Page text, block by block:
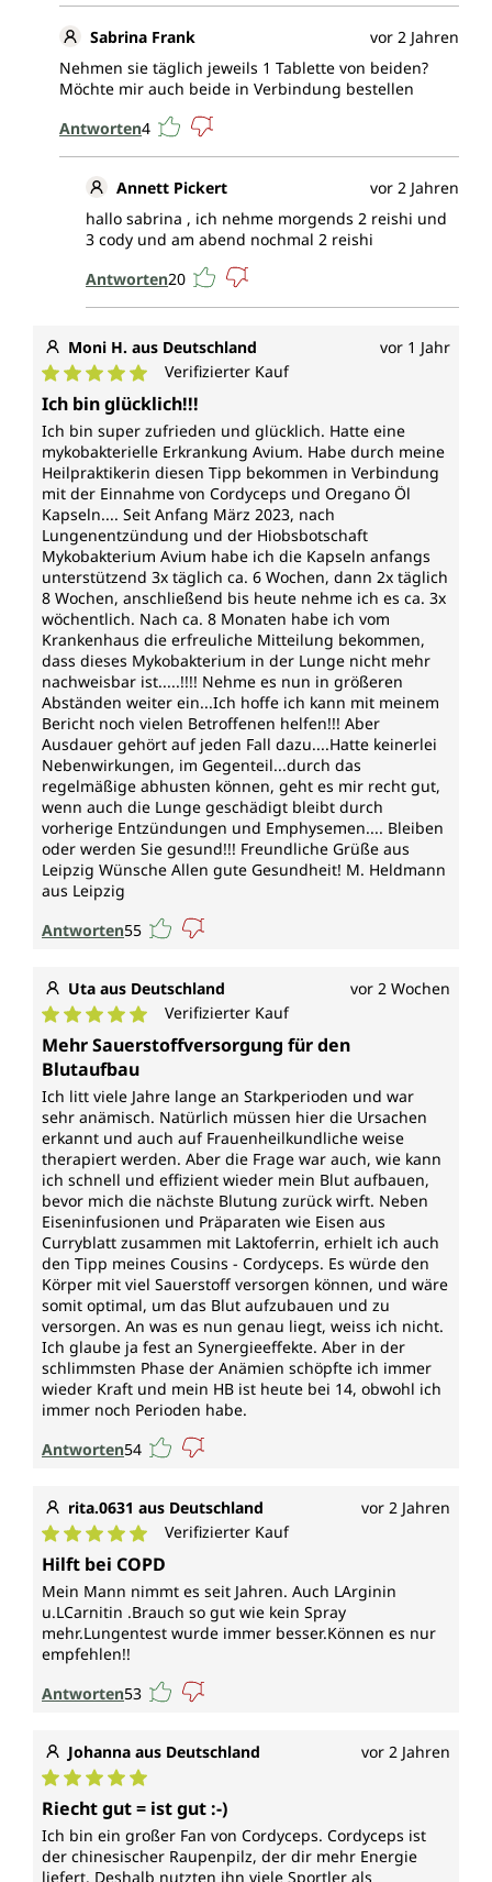
Sabrina Frank
vor 2 Jahren
Nehmen sie täglich jeweils 1 Tablette von beiden?
Möchte mir auch beide in Verbindung bestellen
Antworten4
Annett Pickert
vor 2 Jahren
hallo sabrina , ich nehme morgends 2 reishi und
3 cody und am abend nochmal 2 reishi
Antworten20
Moni H. aus Deutschland vor 1 Jahr
Durchschnittliche Bewertung von 5 von 5 Sternen
Verifizierter Kauf
Ich bin glücklich!!!
Ich bin super zufrieden und glücklich. Hatte eine
mykobakterielle Erkrankung Avium. Habe durch meine
Heilpraktikerin diesen Tipp bekommen in Verbindung
mit der Einnahme von Cordyceps und Oregano Öl
Kapseln.... Seit Anfang März 2023, nach
Lungenentzündung und der Hiobsbotschaft
Mykobakterium Avium habe ich die Kapseln anfangs
unterstützend 3x täglich ca. 6 Wochen, dann 2x täglich
8 Wochen, anschließend bis heute nehme ich es ca. 3x
wöchentlich. Nach ca. 8 Monaten habe ich vom
Krankenhaus die erfreuliche Mitteilung bekommen,
dass dieses Mykobakterium in der Lunge nicht mehr
nachweisbar ist.....!!!! Nehme es nun in größeren
Abständen weiter ein...Ich hoffe ich kann mit meinem
Bericht noch vielen Betroffenen helfen!!! Aber
Ausdauer gehört auf jeden Fall dazu....Hatte keinerlei
Nebenwirkungen, im Gegenteil...durch das
regelmäßige abhusten können, geht es mir recht gut,
wenn auch die Lunge geschädigt bleibt durch
vorherige Entzündungen und Emphysemen.... Bleiben
oder werden Sie gesund!!! Freundliche Grüße aus
Leipzig Wünsche Allen gute Gesundheit! M. Heldmann
aus Leipzig
Antworten55
Uta aus Deutschland vor 2 Wochen
Durchschnittliche Bewertung von 5 von 5 Sternen
Verifizierter Kauf
Mehr Sauerstoffversorgung für den
Blutaufbau
Ich litt viele Jahre lange an Starkperioden und war
sehr anämisch. Natürlich müssen hier die Ursachen
erkannt und auch auf Frauenheilkundliche weise
therapiert werden. Aber die Frage war auch, wie kann
ich schnell und effizient wieder mein Blut aufbauen,
bevor mich die nächste Blutung zurück wirft. Neben
Eiseninfusionen und Präparaten wie Eisen aus
Curryblatt zusammen mit Laktoferrin, erhielt ich auch
den Tipp meines Cousins - Cordyceps. Es würde den
Körper mit viel Sauerstoff versorgen können, und wäre
somit optimal, um das Blut aufzubauen und zu
versorgen. An was es nun genau liegt, weiss ich nicht.
Ich glaube ja fest an Synergieeffekte. Aber in der
schlimmsten Phase der Anämien schöpfte ich immer
wieder Kraft und mein HB ist heute bei 14, obwohl ich
immer noch Perioden habe.
Antworten54
rita.0631 aus Deutschland vor 2 Jahren
Durchschnittliche Bewertung von 5 von 5 Sternen
Verifizierter Kauf
Hilft bei COPD
Mein Mann nimmt es seit Jahren. Auch LArginin
u.LCarnitin .Brauch so gut wie kein Spray
mehr.Lungentest wurde immer besser.Können es nur
empfehlen!!
Antworten53
Johanna aus Deutschland vor 2 Jahren
Durchschnittliche Bewertung von 5 von 5 Sternen
Riecht gut = ist gut :-)
Ich bin ein großer Fan von Cordyceps. Cordyceps ist
der chinesischer Raupenpilz, der dir mehr Energie
liefert. Deshalb nutzten ihn viele Sportler als